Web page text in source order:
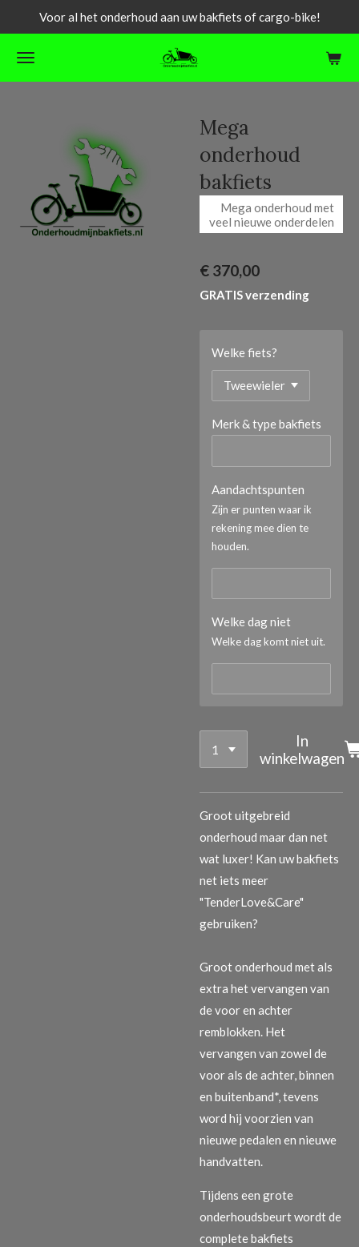
naar
de
Voor al het onderhoud aan uw bakfiets of cargo-bike!
Mega
onderhoud
bakfiets
Mega onderhoud met
veel nieuwe onderdelen
€ 370,00
GRATIS verzending
Welke fiets?
Merk & type bakfiets
Aandachtspunten
Zijn er punten waar ik
rekening mee dien te
houden.
Welke dag niet
Welke dag komt niet uit.
In
winkelwagen
Groot uitgebreid
onderhoud maar dan net
wat luxer! Kan uw bakfiets
net iets meer
"TenderLove&Care"
gebruiken?
Groot onderhoud met als
extra het vervangen van
de voor en achter
remblokken. Het
vervangen van zowel de
voor als de achter, binnen
en buitenband*, tevens
word hij voorzien van
nieuwe pedalen en nieuwe
handvatten.
Tijdens een grote
onderhoudsbeurt wordt de
complete bakfiets